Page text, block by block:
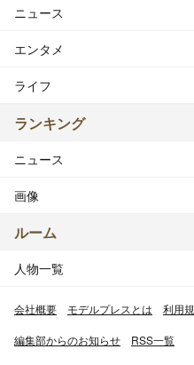
ニュース
エンタメ
ライフ
ランキング
ニュース
画像
ルーム
人物一覧
会社概要 モデルプレスとは 利用
編集部からのお知らせ RSS一覧